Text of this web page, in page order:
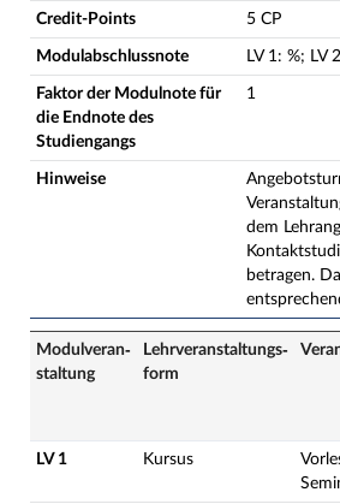
Credit-Points 5 CP
Modulabschlussnote LV 1: %; LV 2
Faktor der Modulnote für
die Endnote des
Studiengangs
1
Hinweise
dem
betragen.
Modulveran­
staltung
Lehrveranstaltungs­
form
LV 1 Kursus